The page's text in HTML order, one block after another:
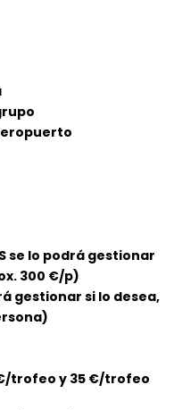
se lo podrá gestionar
300 €/p)
gestionar si lo desea,
trofeo y 35 €/trofeo